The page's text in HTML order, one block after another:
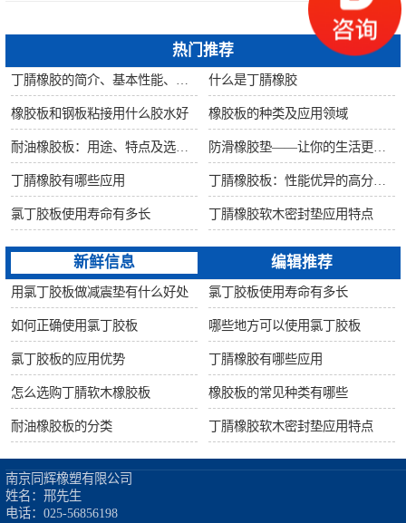
热门推荐
什么是丁腈橡胶
橡胶板和钢板粘接用什么胶水好 橡胶板的种类及应用领域
丁腈橡胶有哪些应用
氯丁胶板使用寿命有多长 丁腈橡胶软木密封垫应用特点
新鲜信息 编辑推荐
用氯丁胶板做减震垫有什么好处 氯丁胶板使用寿命有多长
如何正确使用氯丁胶板 哪些地方可以使用氯丁胶板
氯丁胶板的应用优势 丁腈橡胶有哪些应用
怎么选购丁腈软木橡胶板 橡胶板的常见种类有哪些
耐油橡胶板的分类 丁腈橡胶软木密封垫应用特点
南京同辉橡塑有限公司
姓名：邢先生
电话：025-56856198